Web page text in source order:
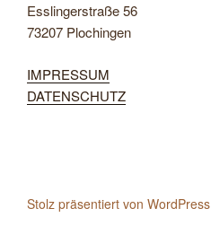
Esslingerstraße 56
73207 Plochingen
IMPRESSUM
DATENSCHUTZ
Stolz präsentiert von WordPress